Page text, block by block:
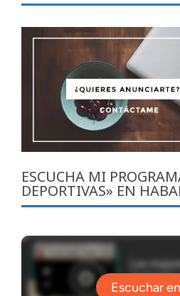
ESCUCHA MI
DEPORTIVAS» EN